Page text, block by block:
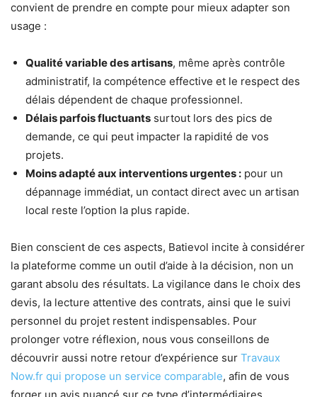
convient de prendre en compte pour mieux adapter son
usage :
Qualité variable des artisans, même après contrôle
administratif, la compétence effective et le respect des
délais dépendent de chaque professionnel.
Délais parfois fluctuants surtout lors des pics de
demande, ce qui peut impacter la rapidité de vos
projets.
Moins adapté aux interventions urgentes : pour un
dépannage immédiat, un contact direct avec un artisan
local reste l’option la plus rapide.
Bien conscient de ces aspects, Batievol incite à considérer
la plateforme comme un outil d’aide à la décision, non un
garant absolu des résultats. La vigilance dans le choix des
devis, la lecture attentive des contrats, ainsi que le suivi
personnel du projet restent indispensables. Pour
prolonger votre réflexion, nous vous conseillons de
découvrir aussi notre retour d’expérience sur Travaux
Now.fr qui propose un service comparable, afin de vous